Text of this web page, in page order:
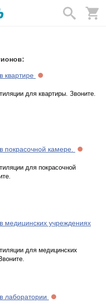
квартире
для квартиры. Звоните.
покрасочной камере.
для покрасочной
медицинских учреждениях
для медицинских
лаборатории